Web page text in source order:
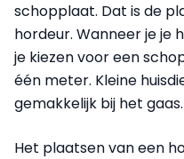
schopplaat. Dat is de
hordeur. Wanneer je je
je kiezen voor een
één meter. Kleine
gemakkelijk bij het gaas.
Het plaatsen van een